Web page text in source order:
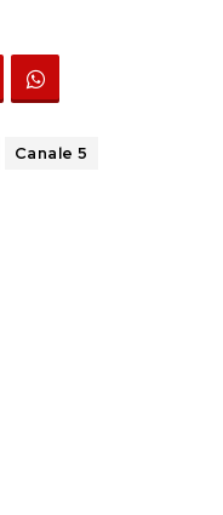
Canale 5